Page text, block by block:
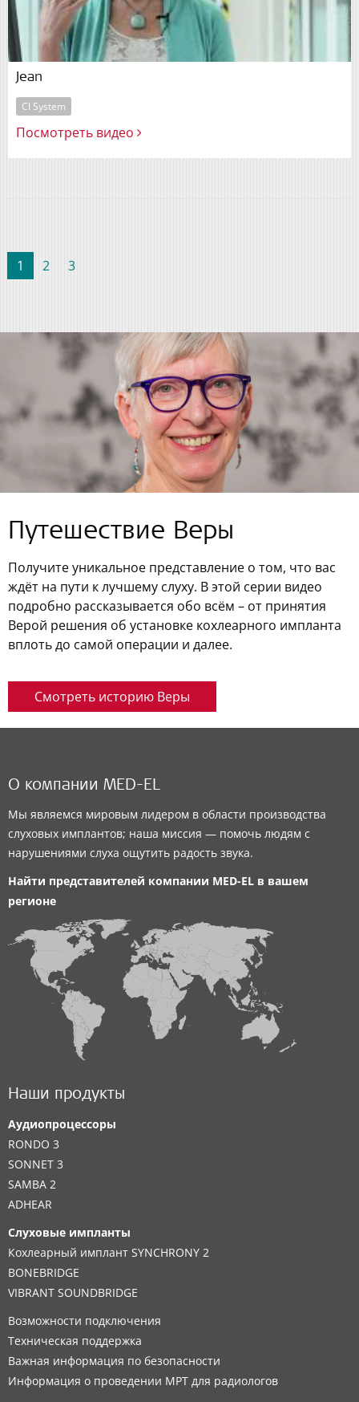
Jean
CI System
Посмотреть видео
1 (current)
2 3
Путешествие Веры
Получите уникальное представление о том, что вас
ждёт на пути к лучшему слуху. В этой серии видео
подробно рассказывается обо всём – от принятия
Верой решения об установке кохлеарного импланта
вплоть до самой операции и далее.
Смотреть историю Веры
О компании MED-EL
Мы являемся мировым лидером в области производства
слуховых имплантов; наша миссия — помочь людям с
нарушениями слуха ощутить радость звука.
Найти представителей компании MED-EL в вашем
регионе
Наши продукты
Аудиопроцессоры
RONDO 3
SONNET 3
SAMBA 2
ADHEAR
Слуховые импланты
Кохлеарный имплант SYNCHRONY 2
BONEBRIDGE
VIBRANT SOUNDBRIDGE
Возможности подключения
Техническая поддержка
Важная информация по безопасности
Информация о проведении МРТ для радиологов